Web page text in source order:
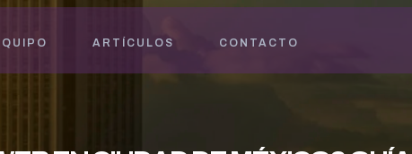
ARTÍCULOS CONTACTO